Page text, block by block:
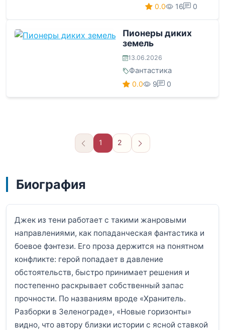
0.0 16 0
Пионеры диких
земель
13.06.2026
Фантастика
0.0 9 0
1 2
Вперёд
Биография
Джек из тени работает с такими жанровыми
направлениями, как попаданческая фантастика и
боевое фэнтези. Его проза держится на понятном
конфликте: герой попадает в давление
обстоятельств, быстро принимает решения и
постепенно раскрывает собственный запас
прочности. По названиям вроде «Хранитель.
Разборки в Зеленограде», «Новые горизонты»
видно, что автору близки истории с ясной ставкой